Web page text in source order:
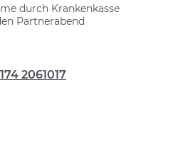
durch Krankenkasse
Partnerabend
2061017